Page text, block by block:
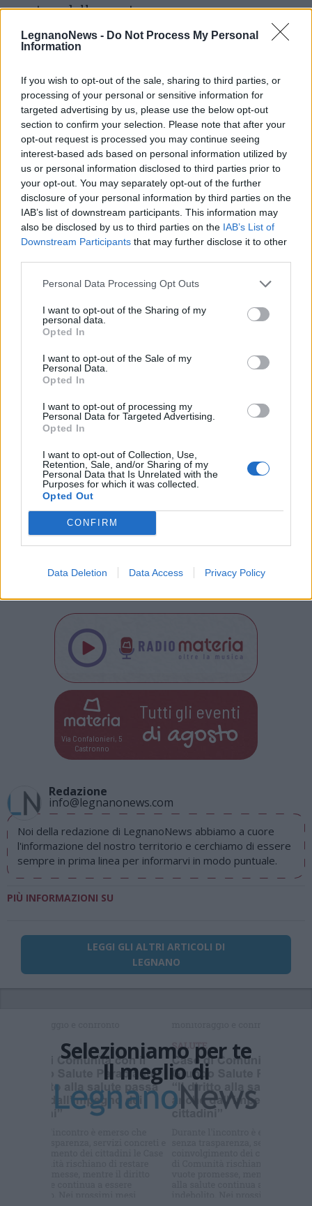
LegnanoNews - Do Not Process My Personal
Information
If you wish to opt-out of the sale, sharing to third parties, or
processing of your personal or sensitive information for
targeted advertising by us, please use the below opt-out
section to confirm your selection. Please note that after your
opt-out request is processed you may continue seeing
interest-based ads based on personal information utilized by
us or personal information disclosed to third parties prior to
your opt-out. You may separately opt-out of the further
disclosure of your personal information by third parties on the
IAB’s list of downstream participants. This information may
also be disclosed by us to third parties on the IAB’s List of
Downstream Participants that may further disclose it to other
Personal Data Processing Opt Outs
I want to opt-out of the Sharing of my
personal data.
Opted In
I want to opt-out of the Sale of my
Personal Data.
Opted In
I want to opt-out of processing my
Personal Data for Targeted Advertising.
Opted In
I want to opt-out of Collection, Use,
Retention, Sale, and/or Sharing of my
Personal Data that Is Unrelated with the
Purposes for which it was collected.
Opted Out
CONFIRM
Data Deletion Data Access Privacy Policy
curatore della mostra.
Informazioni utili
essere cristiani
Chiesa di S. Ambrogio, via Sant'Ambrogio
LEGNANO
9‐21 marzo 2013
orari di apertura:
da lunedì a venerdì 17‐19 (21‐22.30 su
prenotazione per gruppi)
sabato 15‐19
domenica 10.30‐12, 15‐17
visite guidate anche al mattino e in altri
orari per scuole e gruppi solo su prenotazione
ingresso libero
informazioni e prenotazioni visite:
tel. 339 1803864
annofedelegnano@gmail.com
www.mostrafedelegnano.it
Materiali di comunicazione sono reperibili
Via Confalonieri, 5
Castronno
Tutti gli eventi
di agosto
Redazione
info@legnanonews.com
Noi della redazione di LegnanoNews abbiamo a cuore
l'informazione del nostro territorio e cerchiamo di essere
sempre in prima linea per informarvi in modo puntuale.
PIÙ INFORMAZIONI SU
LEGGI GLI ALTRI ARTICOLI DI
LEGNANO
Selezioniamo per te
Il meglio di